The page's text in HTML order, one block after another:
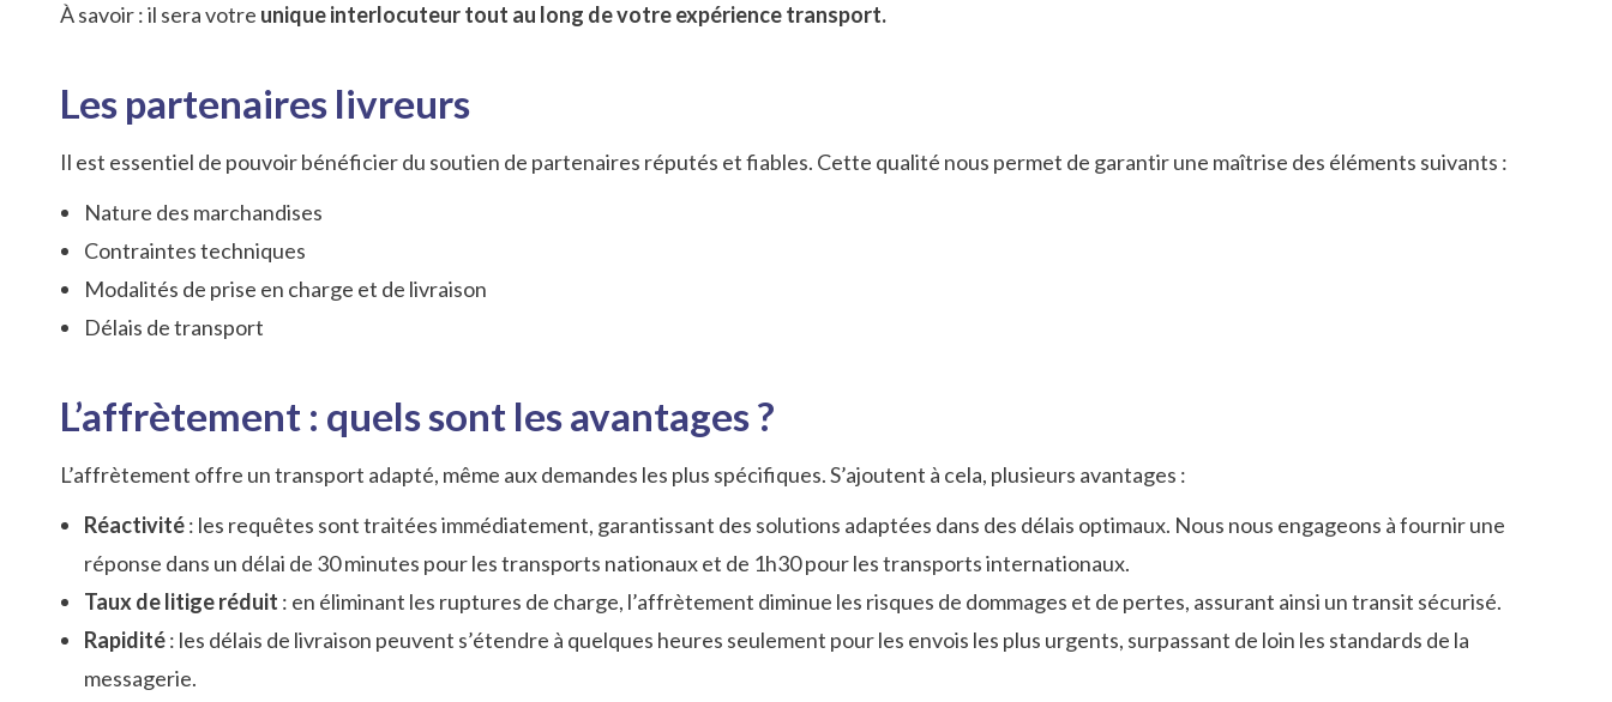
À savoir : il sera votre unique interlocuteur tout au long de votre expérience transport.
Les partenaires livreurs
Il est essentiel de pouvoir bénéficier du soutien de partenaires réputés et fiables. Cette qualité nous permet de garantir une maîtrise des éléments suivants :
Nature des marchandises
Contraintes techniques
Modalités de prise en charge et de livraison
Délais de transport
L’affrètement : quels sont les avantages ?
L’affrètement offre un transport adapté, même aux demandes les plus spécifiques. S’ajoutent à cela, plusieurs avantages :
Réactivité: les requêtes sont traitées immédiatement, garantissant des solutions adaptées dans des délais optimaux. Nous nous engageons à fournir une
réponse dans un délai de 30 minutes pour les transports nationaux et de 1h30 pour les transports internationaux.
Taux de litige réduit : en éliminant les ruptures de charge, l’affrètement diminue les risques de dommages et de pertes, assurant ainsi un transit sécurisé.
Rapidité: les délais de livraison peuvent s’étendre à quelques heures seulement pour les envois les plus urgents, surpassant de loin les standards de la
messagerie.